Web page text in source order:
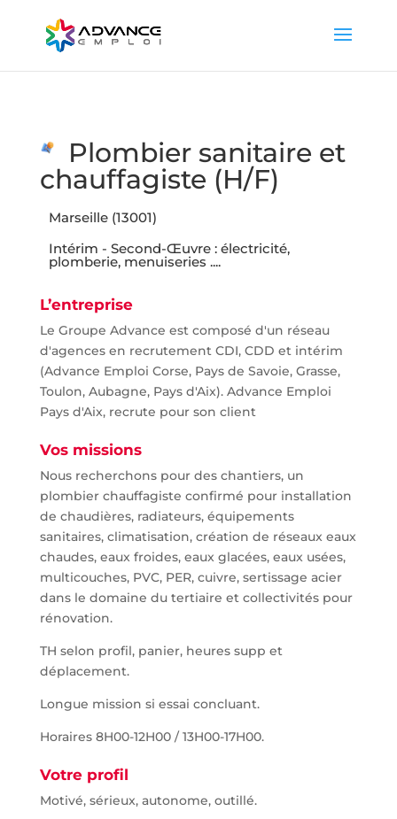
Plombier sanitaire et
chauffagiste (H/F)
Marseille (13001)
Intérim - Second-Œuvre : électricité,
plomberie, menuiseries ....
L’entreprise
Le Groupe Advance est composé d'un réseau
d'agences en recrutement CDI, CDD et intérim
(Advance Emploi Corse, Pays de Savoie, Grasse,
Toulon, Aubagne, Pays d'Aix). Advance Emploi
Pays d'Aix, recrute pour son client
Vos missions
Nous recherchons pour des chantiers, un
plombier chauffagiste confirmé pour installation
de chaudières, radiateurs, équipements
sanitaires, climatisation, création de réseaux eaux
chaudes, eaux froides, eaux glacées, eaux usées,
multicouches, PVC, PER, cuivre, sertissage acier
dans le domaine du tertiaire et collectivités pour
rénovation.
TH selon profil, panier, heures supp et
déplacement.
Longue mission si essai concluant.
Horaires 8H00-12H00 / 13H00-17H00.
Votre profil
Motivé, sérieux, autonome, outillé.